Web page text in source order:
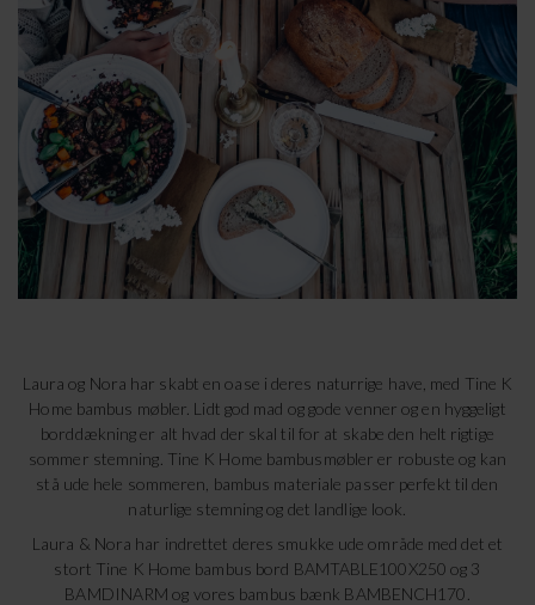
Laura og Nora har skabt en oase i deres naturrige have, med Tine K
Home bambus møbler. Lidt god mad og gode venner og en hyggeligt
borddækning er alt hvad der skal til for at skabe den helt rigtige
sommer stemning. Tine K Home bambusmøbler er robuste og kan
stå ude hele sommeren, bambus materiale passer perfekt til den
naturlige stemning og det landlige look.
Laura & Nora har indrettet deres smukke ude område med det et
stort Tine K Home bambus bord BAMTABLE100X250 og 3
BAMDINARM og vores bambus bænk BAMBENCH170